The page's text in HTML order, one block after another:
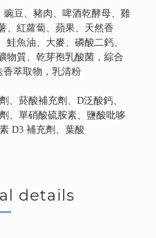
豆、豬肉、啤酒乾酵母、雞
、紅蘿蔔、蘋果、天然香
魚油、大麥、磷酸二鈣、
物質、乾芽孢乳酸菌，綜合
香萃取物，乳清粉
、菸酸補充劑、D泛酸鈣、
、單硝酸硫胺素、鹽酸吡哆
D3 補充劑、葉酸
於28%、粗脂肪不低於
details